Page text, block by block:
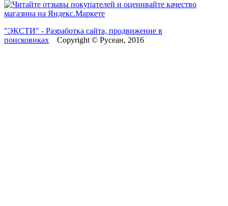
"ЭКСТИ" - Разработка сайта, продвижение в
поисковиках Copyright © Русеан, 2016